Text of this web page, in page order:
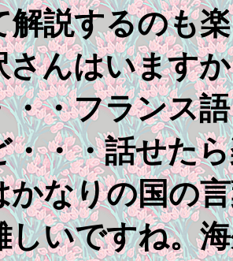
解説するのも
さんはいます
・・フランス
・・・話せた
かなりの国の
しいですね。